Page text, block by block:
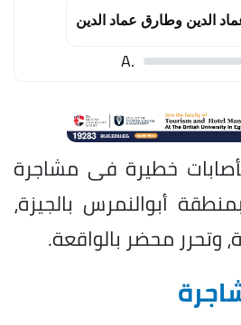
الدين وطارق عماد الدين
.A
بأصابات خطيرة فى مشاجرة
أبوالنمرس بالجيزة،
وتحرر محضر بالواقعة.